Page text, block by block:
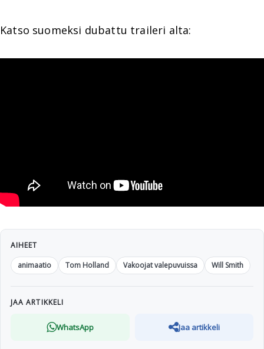
Katso suomeksi dubattu traileri alta:
AIHEET
animaatio
Tom Holland Vakoojat valepuvuissa Will Smith
JAA ARTIKKELI
WhatsApp Jaa artikkeli